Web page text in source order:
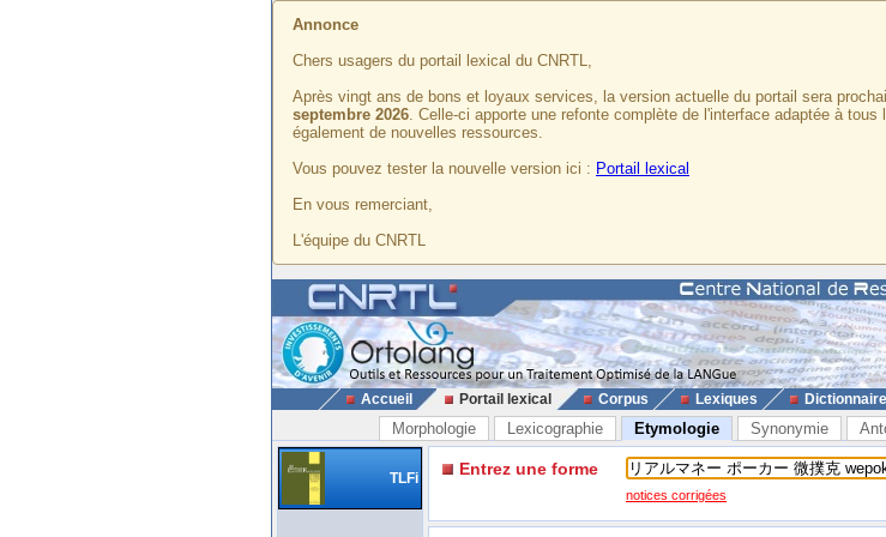
Annonce
Chers usagers du portail lexical du CNRTL,
Après vingt ans de bons et loyaux services, la version actuelle du portail sera
septembre 2026. Celle-ci apporte une refonte complète de l'interface adaptée à
également de nouvelles ressources.
Vous pouvez tester la nouvelle version ici : Portail lexical
En vous remerciant,
L'équipe du CNRTL
Accueil Portail lexical Corpus Lexiques
Morphologie Lexicographie Etymologie Synonymie
TLFi Entrez une forme
notices corrigées